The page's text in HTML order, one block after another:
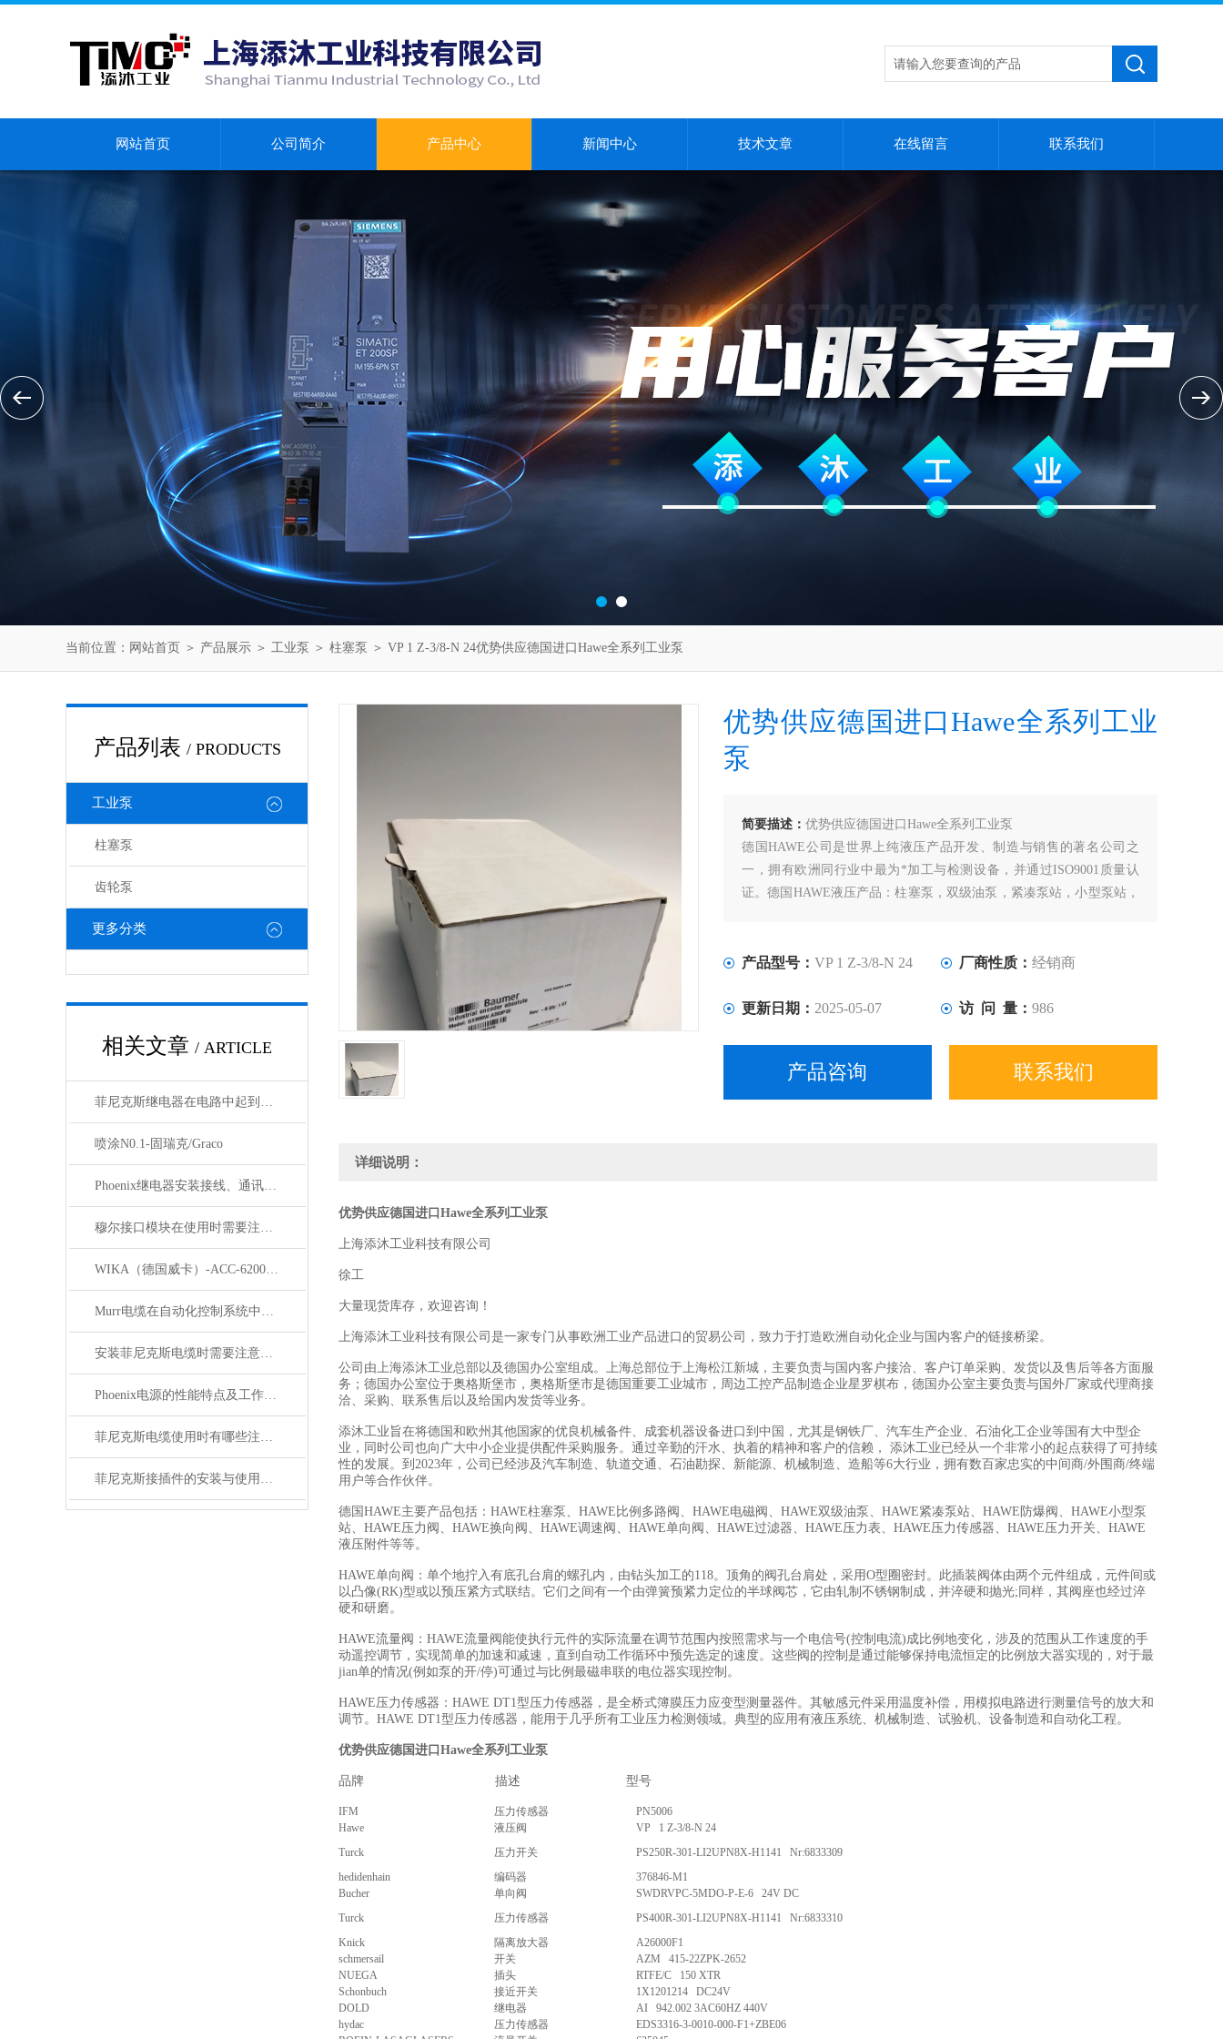
网站首页 公司简介 产品中心 新闻中心 技术文章 在线留言 联系我们
当前位置： 网站首页 ＞ 产品展示 ＞ 工业泵 ＞ 柱塞泵 ＞ VP 1 Z-3/8-N 24优势供应德国进口Hawe全系列工业泵
产品列表 / PRODUCTS
工业泵
柱塞泵
齿轮泵
更多分类
相关文章 / ARTICLE
菲尼克斯继电器在电路中起到什么作用？
喷涂N0.1-固瑞克/Graco
Phoenix继电器安装接线、通讯集成与故障诊断指南
穆尔接口模块在使用时需要注意哪些问题？
WIKA（德国威卡）-ACC-6200系列压力变送器简介
Murr电缆在自动化控制系统中的应用
安装菲尼克斯电缆时需要注意哪些事项？
Phoenix电源的性能特点及工作温度分析
菲尼克斯电缆使用时有哪些注意事项？
菲尼克斯接插件的安装与使用技巧
优势供应德国进口Hawe全系列工业
泵
简要描述： 优势供应德国进口Hawe全系列工业泵
德国HAWE公司是世界上纯液压产品开发、制造与销售的著名公司之
一，拥有欧洲同行业中最为*加工与检测设备，并通过ISO9001质量认
证。德国HAWE液压产品：柱塞泵，双级油泵，紧凑泵站，小型泵站，
产品型号： VP 1 Z-3/8-N 24 厂商性质： 经销商
更新日期： 2025-05-07 访 问 量： 986
产品咨询 联系我们
详细说明：
优势供应德国进口Hawe全系列工业泵
上海添沐工业科技有限公司
徐工
大量现货库存，欢迎咨询！
上海添沐工业科技有限公司是一家专门从事欧洲工业产品进口的贸易公司，致力于打造欧洲自动化企业与国内客户的链接桥梁。
公司由上海添沐工业总部以及德国办公室组成。上海总部位于上海松江新城，主要负责与国内客户接洽、客户订单采购、发货以及售后等各方面服
务；德国办公室位于奥格斯堡市，奥格斯堡市是德国重要工业城市，周边工控产品制造企业星罗棋布，德国办公室主要负责与国外厂家或代理商接
洽、采购、联系售后以及给国内发货等业务。
添沐工业旨在将德国和欧州其他国家的优良机械备件、成套机器设备进口到中国，尤其是钢铁厂、汽车生产企业、石油化工企业等国有大中型企
业，同时公司也向广大中小企业提供配件采购服务。通过辛勤的汗水、执着的精神和客户的信赖， 添沐工业已经从一个非常小的起点获得了可持续
性的发展。到2023年，公司已经涉及汽车制造、轨道交通、石油勘探、新能源、机械制造、造船等6大行业，拥有数百家忠实的中间商/外围商/终端
用户等合作伙伴。
德国HAWE主要产品包括：HAWE柱塞泵、HAWE比例多路阀、HAWE电磁阀、HAWE双级油泵、HAWE紧凑泵站、HAWE防爆阀、HAWE小型泵
站、HAWE压力阀、HAWE换向阀、HAWE调速阀、HAWE单向阀、HAWE过滤器、HAWE压力表、HAWE压力传感器、HAWE压力开关、HAWE
液压附件等等。
HAWE单向阀：单个地拧入有底孔台肩的螺孔内，由钻头加工的118。顶角的阀孔台肩处，采用O型圈密封。此插装阀体由两个元件组成，元件间或
以凸像(RK)型或以预压紧方式联结。它们之间有一个由弹簧预紧力定位的半球阀芯，它由轧制不锈钢制成，并淬硬和抛光;同样，其阀座也经过淬
硬和研磨。
HAWE流量阀：HAWE流量阀能使执行元件的实际流量在调节范围内按照需求与一个电信号(控制电流)成比例地变化，涉及的范围从工作速度的手
动遥控调节，实现简单的加速和减速，直到自动工作循环中预先选定的速度。这些阀的控制是通过能够保持电流恒定的比例放大器实现的，对于最
jian单的情况(例如泵的开/停)可通过与比例最磁串联的电位器实现控制。
HAWE压力传感器：HAWE DT1型压力传感器，是全桥式簿膜压力应变型测量器件。其敏感元件采用温度补偿，用模拟电路进行测量信号的放大和
调节。HAWE DT1型压力传感器，能用于几乎所有工业压力检测领域。典型的应用有液压系统、机械制造、试验机、设备制造和自动化工程。
优势供应德国进口Hawe全系列工业泵
品牌 描述 型号
IFM 压力传感器
PN5006
Hawe
液压阀
VP 1 Z-3/8-N 24
Turck
压力开关
PS250R-301-LI2UPN8X-H1141 Nr:6833309
hedidenhain
编码器
376846-M1
Bucher
单向阀
SWDRVPC-5MDO-P-E-6 24V DC
Turck
压力传感器
PS400R-301-LI2UPN8X-H1141 Nr:6833310
Knick
隔离放大器
A26000F1
schmersail
开关
AZM 415-22ZPK-2652
NUEGA
插头
RTFE/C 150 XTR
Schonbuch
接近开关
1X1201214 DC24V
DOLD
继电器
AI 942.002 3AC60HZ 440V
hydac
压力传感器
EDS3316-3-0010-000-F1+ZBE06